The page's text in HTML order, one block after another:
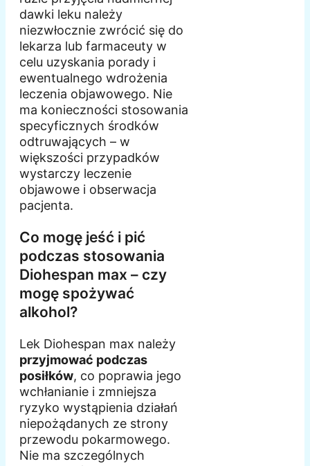
dawki leku należy
niezwłocznie zwrócić się do
lekarza lub farmaceuty w
celu uzyskania porady i
ewentualnego wdrożenia
leczenia objawowego. Nie
ma konieczności stosowania
specyficznych środków
odtruwających – w
większości przypadków
wystarczy leczenie
objawowe i obserwacja
pacjenta.
Co mogę jeść i pić
podczas stosowania
Diohespan max – czy
mogę spożywać
alkohol?
Lek Diohespan max należy
przyjmować podczas
posiłków, co poprawia jego
wchłanianie i zmniejsza
ryzyko wystąpienia działań
niepożądanych ze strony
przewodu pokarmowego.
Nie ma szczególnych